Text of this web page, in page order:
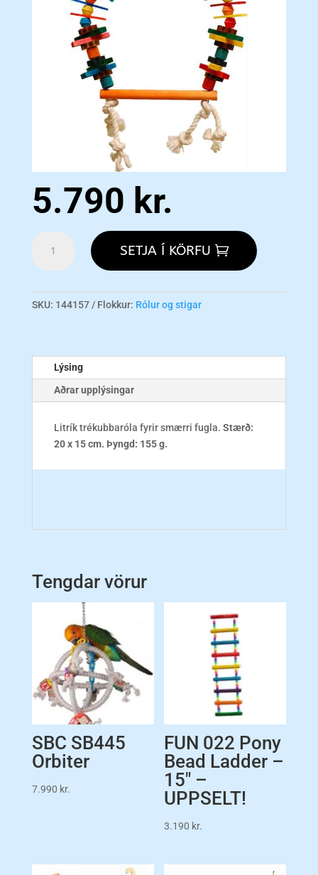
5.790 kr.
S
SETJA Í KÖRFU
SKU: 144157 Flokkur: Rólur og stigar
Lýsing
Aðrar upplýsingar
Litrík trékubbaróla fyrir smærri fugla. Stærð:
20 x 15 cm. Þyngd: 155 g.
Tengdar vörur
SBC SB445
Orbiter
7.990 kr.
FUN 022 Pony
Bead Ladder –
15″ –
UPPSELT!
3.190 kr.